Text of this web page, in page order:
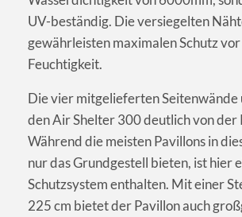
UV-beständig. Die versiegelten
gewährleisten maximalen Schutz
Feuchtigkeit.
Die vier mitgelieferten Seitenwände
den Air Shelter 300 deutlich von der
Während die meisten Pavillons in
nur das Grundgestell bieten, ist hier
Schutzsystem enthalten. Mit einer
225 cm bietet der Pavillon auch